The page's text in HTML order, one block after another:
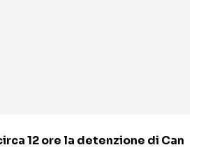
12 ore la detenzione di Can